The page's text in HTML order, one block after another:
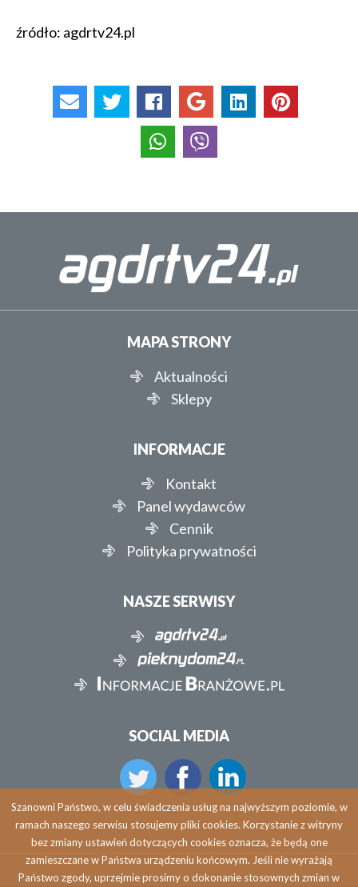
źródło: agdrtv24.pl
MAPA STRONY
Aktualności
Sklepy
INFORMACJE
Kontakt
Panel wydawców
Cennik
Polityka prywatności
NASZE SERWISY
SOCIAL MEDIA
Szanowni Państwo, w celu świadczenia usług na najwyższym poziomie, w
ramach naszego serwisu stosujemy pliki cookies. Korzystanie z witryny
bez zmiany ustawień dotyczących cookies oznacza, że będą one
zamieszczane w Państwa urządzeniu końcowym. Jeśli nie wyrażają
Państwo zgody, uprzejmie prosimy o dokonanie stosownych zmian w